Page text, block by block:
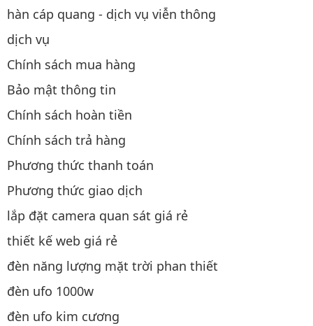
hàn cáp quang - dịch vụ viễn thông
dịch vụ
Chính sách mua hàng
Bảo mật thông tin
Chính sách hoàn tiền
Chính sách trả hàng
Phương thức thanh toán
Phương thức giao dịch
lắp đặt camera quan sát giá rẻ
thiết kế web giá rẻ
đèn năng lượng mặt trời phan thiết
đèn ufo 1000w
đèn ufo kim cương